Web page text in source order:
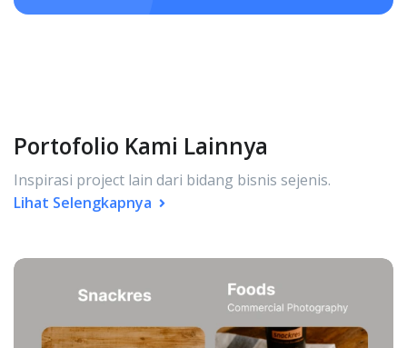
Portofolio Kami Lainnya
Inspirasi project lain dari bidang bisnis sejenis.
Lihat Selengkapnya